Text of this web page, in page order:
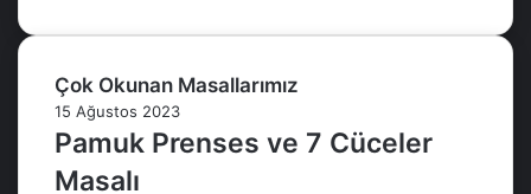
Çok Okunan Masallarımız
15 Ağustos 2023
Pamuk Prenses ve 7 Cüceler
Masalı